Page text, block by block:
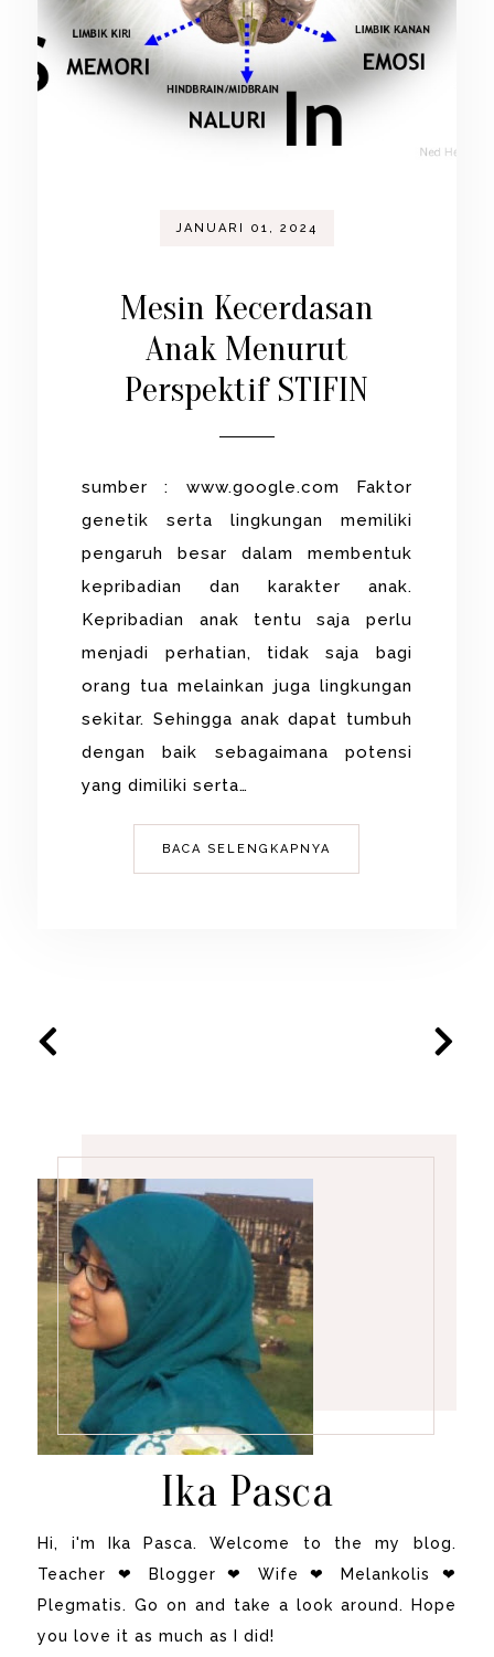
JANUARI 01, 2024
Mesin Kecerdasan
Anak Menurut
Perspektif STIFIN
sumber : www.google.com Faktor
genetik serta lingkungan memiliki
pengaruh besar dalam membentuk
kepribadian dan karakter anak.
Kepribadian anak tentu saja perlu
menjadi perhatian, tidak saja bagi
orang tua melainkan juga lingkungan
sekitar. Sehingga anak dapat tumbuh
dengan baik sebagaimana potensi
yang dimiliki serta…
BACA SELENGKAPNYA
Ika Pasca
Hi, i'm Ika Pasca. Welcome to the my blog.
Teacher ❤ Blogger ❤ Wife ❤ Melankolis ❤
Plegmatis. Go on and take a look around. Hope
you love it as much as I did!